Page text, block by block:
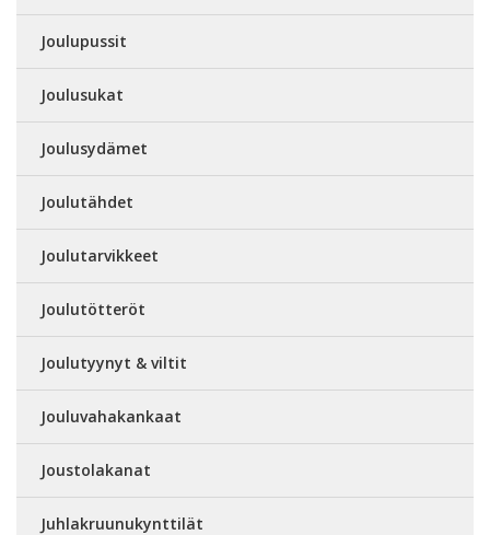
Joulupussit
Joulusukat
Joulusydämet
Joulutähdet
Joulutarvikkeet
Joulutötteröt
Joulutyynyt & viltit
Jouluvahakankaat
Joustolakanat
Juhlakruunukynttilät